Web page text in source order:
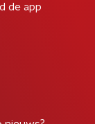
de app